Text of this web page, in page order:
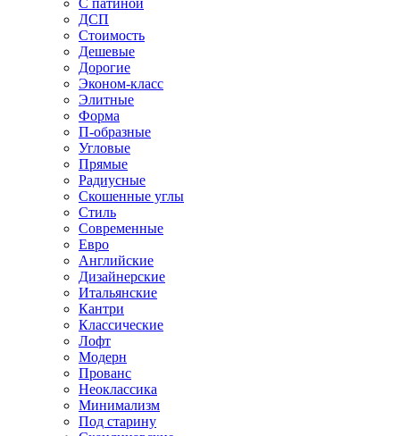
С патиной
ДСП
Стоимость
Дешевые
Дорогие
Эконом-класс
Элитные
Форма
П-образные
Угловые
Прямые
Радиусные
Скошенные углы
Стиль
Современные
Евро
Английские
Дизайнерские
Итальянские
Кантри
Классические
Лофт
Модерн
Прованс
Неоклассика
Минимализм
Под старину